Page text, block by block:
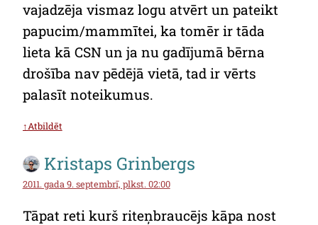
vajadzēja vismaz logu atvērt un pateikt
papucim/mammītei, ka tomēr ir tāda
lieta kā CSN un ja nu gadījumā bērna
drošība nav pēdējā vietā, tad ir vērts
palasīt noteikumus.
↑Atbildēt
Kristaps Grinbergs
2011. gada 9. septembrī, plkst. 02:00
Tāpat reti kurš riteņbraucējs kāpa nost